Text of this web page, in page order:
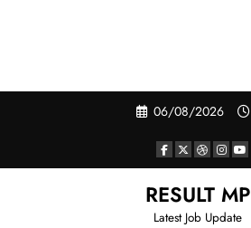
06/08/2026
RESULT MP
Latest Job Update